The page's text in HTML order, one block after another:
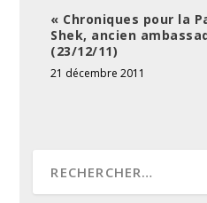
« Chroniques pour la
Shek, ancien
(23/12/11)
21 décembre 2011